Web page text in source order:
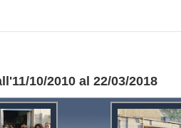
10/2010 al 22/03/2018